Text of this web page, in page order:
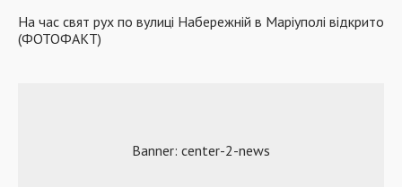
На час свят рух по вулиці Набережній в Маріуполі відкрито
(ФОТОФАКТ)